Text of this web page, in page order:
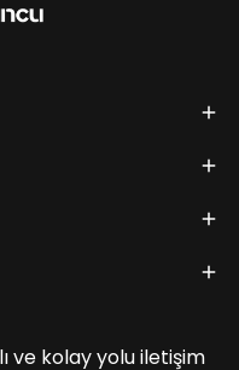
ve kolay yolu iletişim